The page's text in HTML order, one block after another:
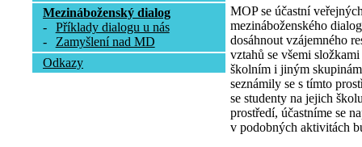
Mezináboženský dialog
-
Příklady dialogu u nás
-
Zamyšlení nad MD
Odkazy
MOP se účastní
mezináboženského
dosáhnout vzájemného
vztahů se všemi
školním i jiným
seznámily se s tímto
se studenty na jejich
prostředí, účastníme se
v podobných aktivitách